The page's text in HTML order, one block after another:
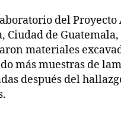
del Proyecto
Ciudad de
materiales
más muestras de
después del